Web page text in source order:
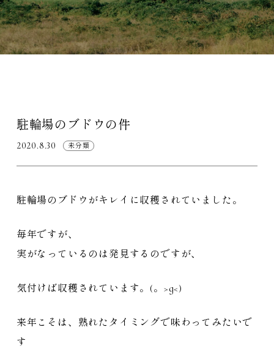
駐輪場のブドウの件
2020.8.30 未分類
駐輪場のブドウがキレイに収穫されていました。
毎年ですが、
実がなっているのは発見するのですが、
気付けば収穫されています。(。>д<)
来年こそは、熟れたタイミングで味わってみたいで
す